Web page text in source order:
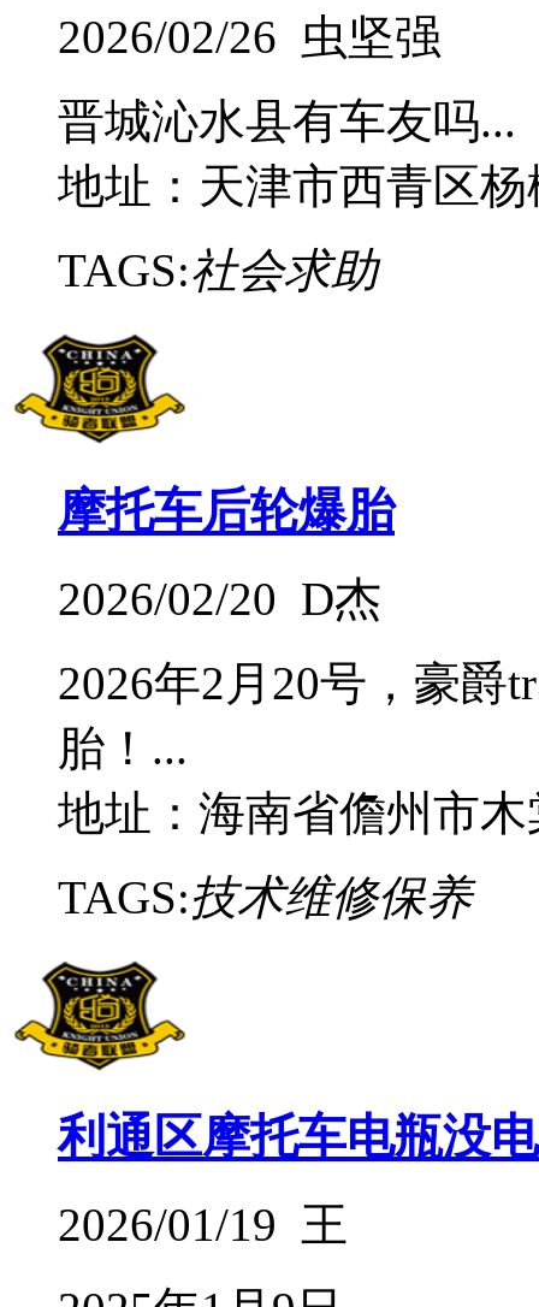
2026/02/26 虫坚强
晋城沁水县有车友吗...
地址：天津市西青区
TAGS:社会求助
摩托车后轮爆胎
2026/02/20 D杰
2026年2月20号，豪爵
胎！...
地址：海南省儋州市
TAGS:技术维修保养
利通区摩托车电瓶没
2026/01/19 王